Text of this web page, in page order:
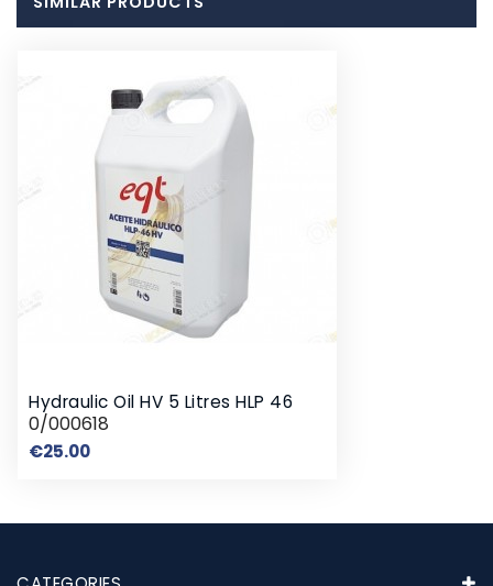
Hydraulic Oil HV 5 Litres HLP 46
0/000618
€25.00Price